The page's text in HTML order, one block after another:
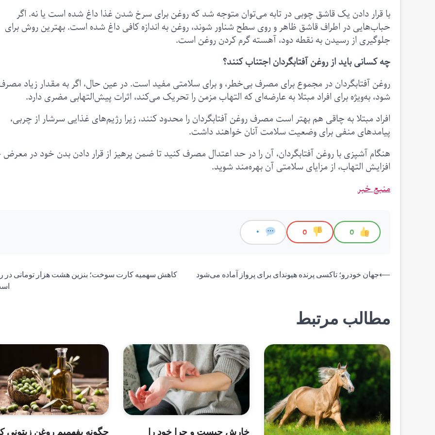
با قرار دادن یک قاشق چوبی در تابه می‌توان متوجه شد که روغن برای سرخ شدن غذا داغ شده است یا نه. اگر
حباب‌هایی در اطراف قاشق ظاهر و روی سطح شناور شوند، روغن به اندازه کافی داغ شده است. بهترین روش برای
جلوگیری از رسیدن به نقطه دود، آهسته گرم کردن روغن است.
چه کسانی باید از روغن آفتابگردان اجتناب کنند؟
روغن آفتابگردان در مجموع برای مصرف بی‌خطر، و برای سلامتی مفید است. در عین حال، اگر به مقدار زیاد
شود، به‌ویژه برای افراد مبتلا به عارضه‌ای که التهاب مزمن را تحریک می‌کند، اثرات پیش‌التهابی مضری دارد.
افراد مبتلا به چاقی هم بهتر است مصرف روغن آفتابگردان را محدود کنند، زیرا رژیم‌های غذایی سرشار از چربی،
پیامدهای منفی برای وضعیت سلامت آنان خواهند داشت.
هنگام آشپزی با روغن آفتابگردان، آن را در حد اعتدال مصرف کنید تا ضمن پرهیز از قرار دادن بدن خود در
افزایش التهاب، از مزایای سلامتی آن بهره‌مند شوید.
منبع خبر
0
0
0
راهبری
⟵جهان خودرو؛ تاکسی پرنده هیوندای برای پرواز آماده می‌شود
کاهش سهمیه کارت‌ سوخت؛ بنزین هشت هزار تومانی در
مطالب مرتبط
خارش چیست و چرا خود را چگونه بفهمیم روغن زیتونی